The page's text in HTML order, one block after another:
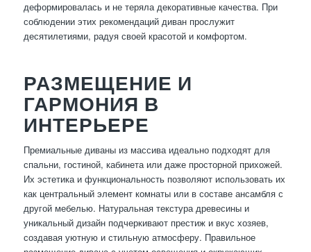
деформировалась и не теряла декоративные качества. При
соблюдении этих рекомендаций диван прослужит
десятилетиями, радуя своей красотой и комфортом.
РАЗМЕЩЕНИЕ И
ГАРМОНИЯ В
ИНТЕРЬЕРЕ
Премиальные диваны из массива идеально подходят для
спальни, гостиной, кабинета или даже просторной прихожей.
Их эстетика и функциональность позволяют использовать их
как центральный элемент комнаты или в составе ансамбля с
другой мебелью. Натуральная текстура древесины и
уникальный дизайн подчеркивают престиж и вкус хозяев,
создавая уютную и стильную атмосферу. Правильное